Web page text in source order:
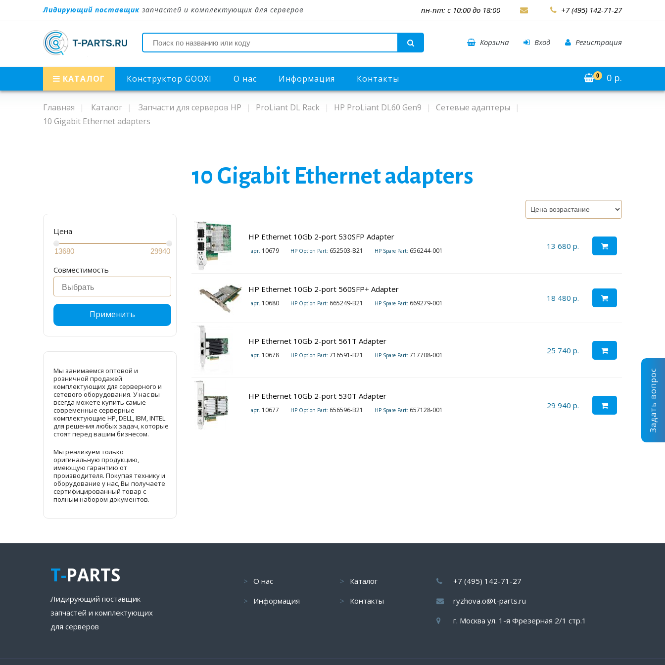
Лидирующий поставщик запчастей и комплектующих для серверов пн-пт: с 10:00 до 18:00 +7 (495) 142-71-27
Корзина Вход Регистрация
КАТАЛОГ Конструктор GOOXI О нас Информация Контакты 0 0 р.
Главная Каталог Запчасти для серверов HP ProLiant DL Rack HP ProLiant DL60 Gen9
Сетевые адаптеры
10 Gigabit Ethernet adapters
10 Gigabit Ethernet adapters
Цена
Совместимость
Применить
Мы занимаемся оптовой и
розничной продажей
комплектующих для серверного и
сетевого оборудования. У нас вы
всегда можете купить самые
современные серверные
комплектующие HP, DELL, IBM, INTEL
для решения любых задач, которые
стоят перед вашим бизнесом.
Мы реализуем только
оригинальную продукцию,
имеющую гарантию от
производителя. Покупая технику и
оборудование у нас, Вы получаете
сертифицированный товар с
полным набором документов.
HP Ethernet 10Gb 2-port 530SFP Adapter
арт. 10679 HP Option Part: 652503-B21 HP Spare Part: 656244-001 13 680 р.
HP Ethernet 10Gb 2-port 560SFP+ Adapter
арт. 10680 HP Option Part: 665249-B21 HP Spare Part: 669279-001
18 480 р.
HP Ethernet 10Gb 2-port 561T Adapter
арт. 10678 HP Option Part: 716591-B21 HP Spare Part: 717708-001 25 740 р.
HP Ethernet 10Gb 2-port 530T Adapter
арт. 10677 HP Option Part: 656596-B21 HP Spare Part: 657128-001 29 940 р.
T-PARTS
Лидирующий поставщик
запчастей и комплектующих
для серверов
О нас
Информация
Каталог
Контакты
+7 (495) 142-71-27
ryzhova.o@t-parts.ru
г. Москва ул. 1-я Фрезерная 2/1 стр.1
Задать вопрос